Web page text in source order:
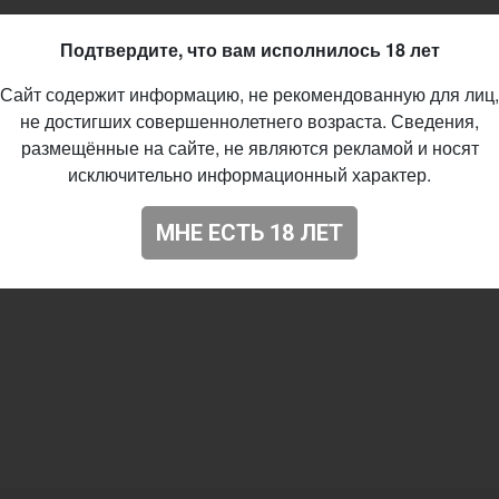
Подтвердите, что вам исполнилось 18 лет
Сайт содержит информацию, не рекомендованную для лиц,
не достигших совершеннолетнего возраста. Сведения,
размещённые на сайте, не являются рекламой и носят
исключительно информационный характер.
МНЕ ЕСТЬ 18 ЛЕТ